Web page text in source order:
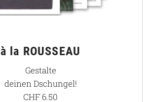
à la ROUSSEAU
Gestalte
deinen Dschungel!
CHF 6.50